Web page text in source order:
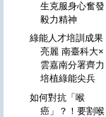
生克服身心奮發
毅力精神
綠能人才培訓成果
亮麗 南臺科大×
雲嘉南分署齊力
培植綠能尖兵
如何對抗「喉
癌」？！要割喉